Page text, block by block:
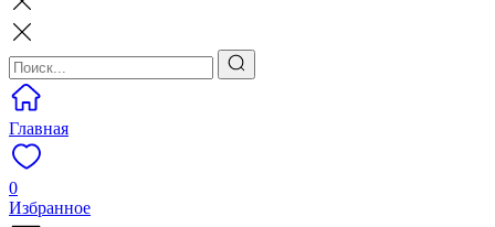
Главная
0
Избранное